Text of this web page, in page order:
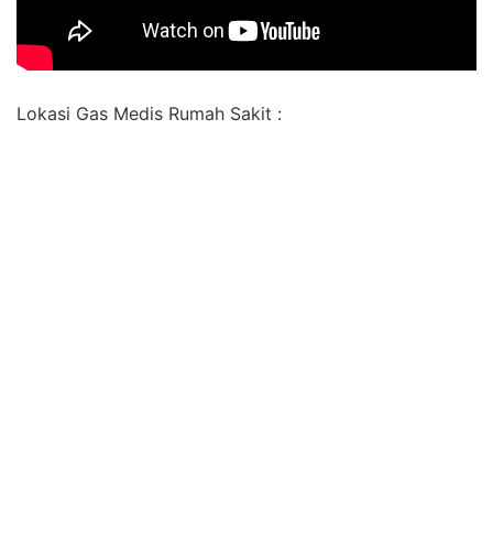
Lokasi Gas Medis Rumah Sakit :